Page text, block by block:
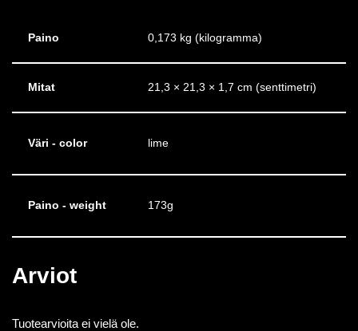
Paino 0,173 kg (kilogramma)
Mitat 21,3 × 21,3 × 1,7 cm (senttimetri)
Väri - color lime
Paino - weight 173g
Arviot
Tuotearvioita ei vielä ole.